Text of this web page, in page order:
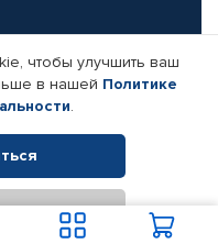
компании
права защищены.
Автопрофи.
чтобы улучшить ваш
в нашей Политике
.